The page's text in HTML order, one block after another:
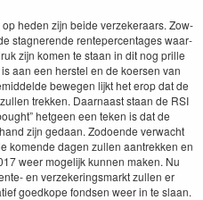
op heden zijn bei­de verzek­er­aars. Zow­
stag­nerende rente­per­cent­ages waar­
zijn komen te staan in dit nog prille
aan een her­s­tel en de koersen van
bewe­gen lijkt het erop dat de
trekken. Daar­naast staan de RSI
het­geen een teken is dat de
zijn gedaan. Zodoende verwacht
komende dagen zullen aantrekken en
weer mogelijk kun­nen mak­en. Nu
en verzek­er­ings­markt zullen er
goed­kope fond­sen weer in te slaan.